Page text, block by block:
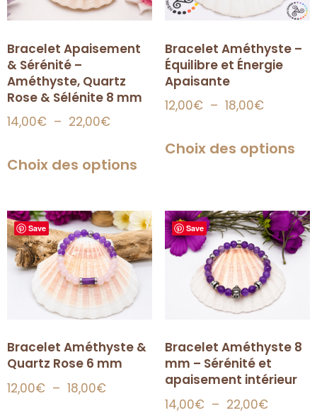
Bracelet Apaisement
& Sérénité –
Améthyste, Quartz
Rose & Sélénite 8 mm
14,00€ – 22,00€
Choix des options
Bracelet Améthyste –
Équilibre et Énergie
Apaisante
12,00€ – 18,00€
Choix des options
Save
Bracelet Améthyste &
Quartz Rose 6 mm
12,00€ – 18,00€
Save
Bracelet Améthyste 8
mm – Sérénité et
apaisement intérieur
14,00€ – 22,00€